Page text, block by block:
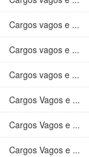
Cargos vagos e ...
Cargos vagos e ...
Cargos vagos e ...
Cargos Vagos e ...
Cargos Vagos e ...
Cargos Vagos e ...